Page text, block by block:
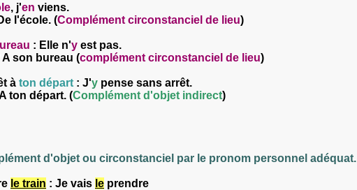
, j'en viens.
l'école. (Complément circonstanciel de lieu)
: Elle n'y est pas.
A son bureau (complément circonstanciel de lieu)
à ton départ : J'y pense sans arrêt.
ton départ. (Complément d'objet indirect)
d'objet ou circonstanciel par le pronom personnel adéquat.
le train : Je vais le prendre